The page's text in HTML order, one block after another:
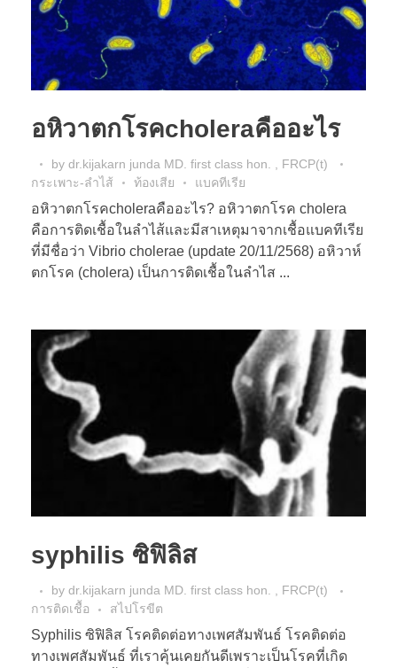
อหิวาตกโรคcholeraคืออะไร
by dr.kijakarn junda MD. first class hon. , FRCP(t)
กระเพาะ-ลำไส้
ท้องเสีย แบคทีเรีย
อหิวาตกโรคcholeraคืออะไร? อหิวาตกโรค cholera
คือการติดเชื้อในลำไส้และมีสาเหตุมาจากเชื้อแบคทีเรีย
ที่มีชื่อว่า Vibrio cholerae (update 20/11/2568) อหิวาห์
ตกโรค (cholera) เป็นการติดเชื้อในลำไส ...
syphilis ซิฟิลิส
by dr.kijakarn junda MD. first class hon. , FRCP(t)
การติดเชื้อ
สไปโรขีต
Syphilis ซิฟิลิส โรคติดต่อทางเพศสัมพันธ์ โรคติดต่อ
ทางเพศสัมพันธ์ ที่เราคุ้นเคยกันดีเพราะเป็นโรคที่เกิด